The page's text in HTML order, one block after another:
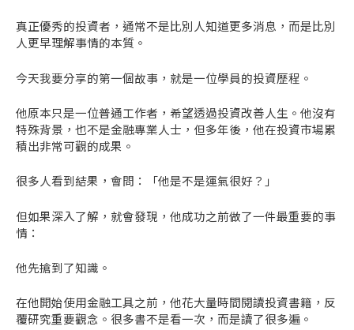
真正優秀的投資者，通常不是比別人知道更多消息，而是比別
人更早理解事情的本質。
今天我要分享的第一個故事，就是一位學員的投資歷程。
他原本只是一位普通工作者，希望透過投資改善人生。他沒有
特殊背景，也不是金融專業人士，但多年後，他在投資市場累
積出非常可觀的成果。
很多人看到結果，會問：「他是不是運氣很好？」
但如果深入了解，就會發現，他成功之前做了一件最重要的事
情：
他先搶到了知識。
在他開始使用金融工具之前，他花大量時間閱讀投資書籍，反
覆研究重要觀念。很多書不是看一次，而是讀了很多遍。